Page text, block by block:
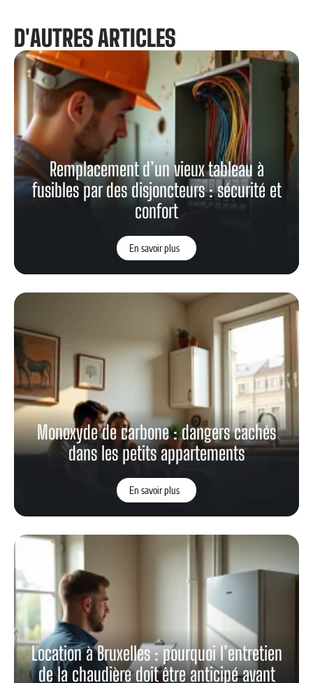
D'AUTRES ARTICLES
Remplacement d’un vieux tableau à
fusibles par des disjoncteurs : sécurité et
confort
En savoir plus
Monoxyde de carbone : dangers cachés
dans les petits appartements
En savoir plus
Location à Bruxelles : pourquoi l’entretien
de la chaudière doit être anticipé avant